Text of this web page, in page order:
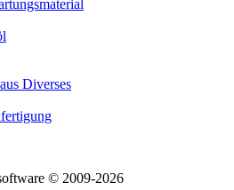
Diverses
© 2009-2026